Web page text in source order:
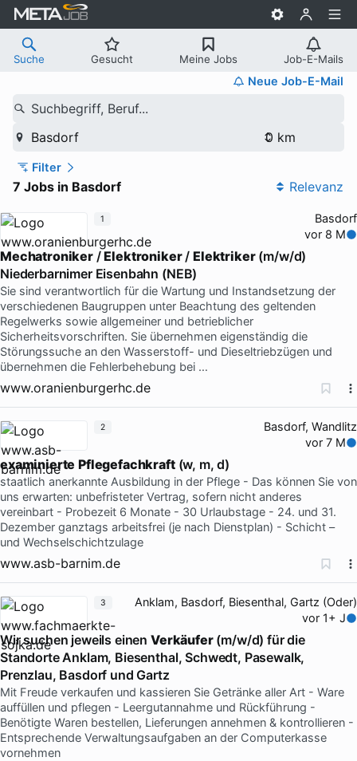
Suche Gesucht Meine Jobs Job-E-Mails
Neue Job-E-Mail
Suchbegriff, Beruf...
Basdorf
Filter
7 Jobs in Basdorf Relevanz
Basdorf
vor 8 M
Mechatroniker/Elektroniker/Elektriker(m/w/d)
Niederbarnimer Eisenbahn (NEB)
Sie sind verantwortlich für die Wartung und Instandsetzung der
verschiedenen Baugruppen unter Beachtung des geltenden
Regelwerks sowie allgemeiner und betrieblicher
Sicherheitsvorschriften. Sie übernehmen eigenständig die
Störungssuche an den Wasserstoff- und Dieseltriebzügen und
übernehmen die Fehlerbehebung bei …
www.oranienburgerhc.de
1
Basdorf, Wandlitz
vor 7 M
examinierte Pflegefachkraft(w, m, d)
staatlich anerkannte Ausbildung in der Pflege - Das können Sie von
uns erwarten: unbefristeter Vertrag, sofern nicht anderes
vereinbart - Probezeit 6 Monate - 30 Urlaubstage - 24. und 31.
Dezember ganztags arbeitsfrei (je nach Dienstplan) - Schicht –
und Wechselschichtzulage
www.asb-barnim.de
2
Anklam, Basdorf, Biesenthal, Gartz (Oder)
vor 1+ J
Wir suchen jeweils einen Verkäufer(m/w/d) für die
Standorte Anklam, Biesenthal, Schwedt, Pasewalk,
Prenzlau, Basdorf und Gartz
Mit Freude verkaufen und kassieren Sie Getränke aller Art - Ware
auffüllen und pflegen - Leergutannahme und Rückführung -
Benötigte Waren bestellen, Lieferungen annehmen & kontrollieren -
Entsprechende Verwaltungsaufgaben an der Computerkasse
vornehmen
3